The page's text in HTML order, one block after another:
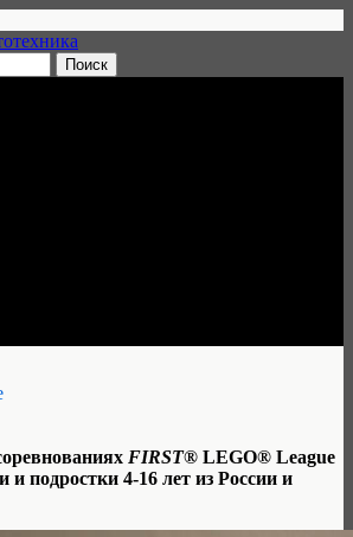
FIRST® LEGO® League
и подростки 4-16 лет из России и